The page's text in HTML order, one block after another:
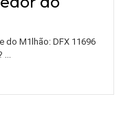
do M1lhão: DFX 11696